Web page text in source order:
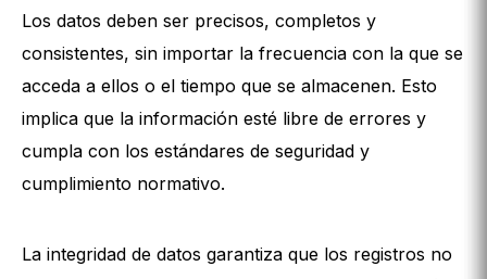
Los datos deben ser precisos, completos y
consistentes, sin importar la frecuencia con la que se
acceda a ellos o el tiempo que se almacenen. Esto
implica que la información esté libre de errores y
cumpla con los estándares de seguridad y
cumplimiento normativo.
La integridad de datos garantiza que los registros no